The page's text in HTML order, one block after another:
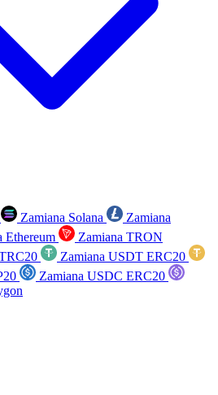
Zamiana Solana
Zamiana
Ethereum
Zamiana TRON
Zamiana USDT ERC20
Zamiana USDC ERC20